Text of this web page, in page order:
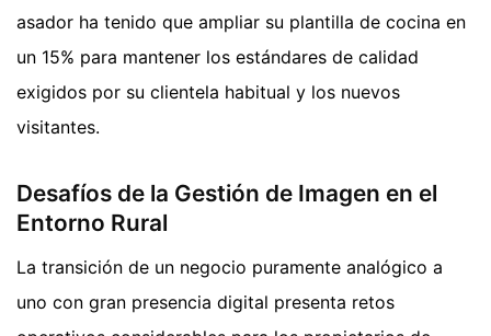
asador ha tenido que ampliar su plantilla de cocina en
un 15% para mantener los estándares de calidad
exigidos por su clientela habitual y los nuevos
visitantes.
Desafíos de la Gestión de Imagen en el
Entorno Rural
La transición de un negocio puramente analógico a
uno con gran presencia digital presenta retos